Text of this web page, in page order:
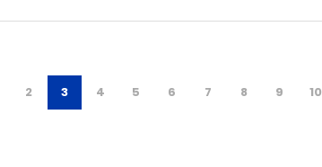
2 3 4 5 6 7 8 9 10